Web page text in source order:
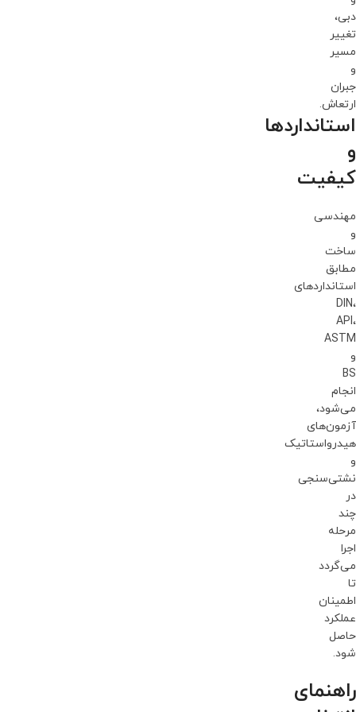
دبی،
تغییر
مسیر
و
جبران
ارتعاش.
استانداردها
و
کیفیت
مهندسی
و
ساخت
مطابق
استانداردهای
DIN،
API،
ASTM
و
BS
انجام
می‌شود،
آزمون‌های
هیدرواستاتیک
و
نشتی‌سنجی
در
چند
مرحله
اجرا
می‌گردد
تا
اطمینان
عملکرد
حاصل
شود.
راهنمای